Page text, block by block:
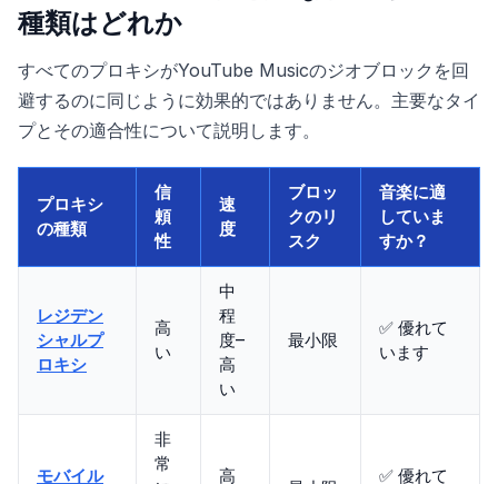
種類はどれか
すべてのプロキシがYouTube Musicのジオブロックを回
避するのに同じように効果的ではありません。主要なタイ
プとその適合性について説明します。
プロキシ
の種類
信
頼
性
速
度
ブロッ
クのリ
スク
音楽に適
していま
すか？
レジデン
シャルプ
ロキシ
高
い
中
程
度–
高
い
最小限
✅ 優れて
います
モバイル
非
常
高
✅ 優れて